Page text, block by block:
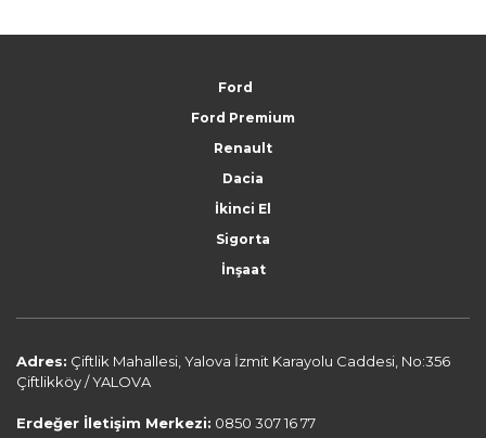
Ford
Ford Premium
Renault
Dacia
İkinci El
Sigorta
İnşaat
Adres: Çiftlik Mahallesi, Yalova İzmit Karayolu Caddesi, No:356
Çiftlikköy / YALOVA
Erdeğer İletişim Merkezi: 0850 307 16 77